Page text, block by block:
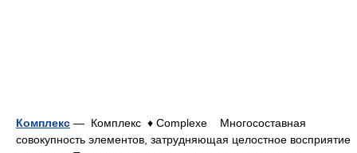
Комплекс — Комплекс ♦ Complexe Многосоставная
совокупность элементов, затрудняющая целостное восприятие